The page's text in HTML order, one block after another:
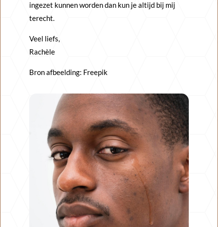
ingezet kunnen worden dan kun je altijd bij mij
terecht.
Veel liefs,
Rachèle
Bron afbeelding: Freepik